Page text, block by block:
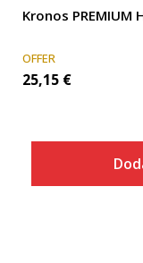
Kronos PREMIUM
OFFER
25,15 €